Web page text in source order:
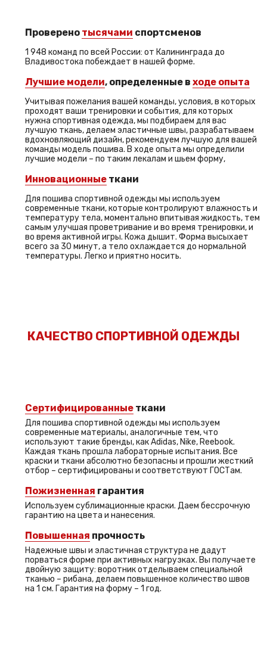
Проверено тысячами спортсменов
1 948 команд по всей России: от Калининграда до
Владивостока побеждает в нашей форме.
Лучшие модели, определенные в ходе опыта
Учитывая пожелания вашей команды, условия, в которых
проходят ваши тренировки и события, для которых
нужна спортивная одежда, мы подбираем для вас
лучшую ткань, делаем эластичные швы, разрабатываем
вдохновляющий дизайн, рекомендуем лучшую для вашей
команды модель пошива. В ходе опыта мы определили
лучшие модели – по таким лекалам и шьем форму,
Инновационные ткани
Для пошива спортивной одежды мы используем
современные ткани, которые контролируют влажность и
температуру тела, моментально впитывая жидкость, тем
самым улучшая проветривание и во время тренировки, и
во время активной игры. Кожа дышит. Форма высыхает
всего за 30 минут, а тело охлаждается до нормальной
температуры. Легко и приятно носить.
КАЧЕСТВО СПОРТИВНОЙ ОДЕЖДЫ
Сертифицированные ткани
Для пошива спортивной одежды мы используем
современные материалы, аналогичные тем, что
используют такие бренды, как Adidas, Nike, Reebook.
Каждая ткань прошла лабораторные испытания. Все
краски и ткани абсолютно безопасны и прошли жесткий
отбор – сертифицированы и соответствуют ГОСТам.
Пожизненная гарантия
Используем сублимационные краски. Даем бессрочную
гарантию на цвета и нанесения.
Повышенная прочность
Надежные швы и эластичная структура не дадут
порваться форме при активных нагрузках. Вы получаете
двойную защиту: воротник отделываем специальной
тканью – рибана, делаем повышенное количество швов
на 1 см. Гарантия на форму – 1 год.